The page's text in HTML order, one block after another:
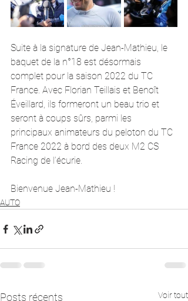
Suite à la signature de Jean-Mathieu, le
baquet de la n°18 est désormais
complet pour la saison 2022 du TC
France. Avec Florian Teillais et Benoît
Éveillard, ils formeront un beau trio et
seront à coups sûrs, parmi les
principaux animateurs du peloton du TC
France 2022 à bord des deux M2 CS
Racing de l’écurie.
Bienvenue Jean-Mathieu !
AUTO
Posts récents Voir tout